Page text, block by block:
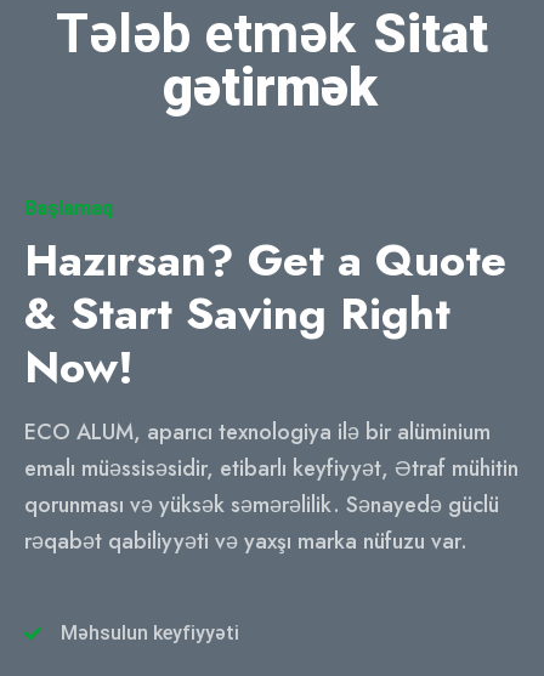
Tələb etmək Sitat
gətirmək
Başlamaq
Hazırsan? Get a Quote
& Start Saving Right
Now!
ECO ALUM, aparıcı texnologiya ilə bir alüminium
emalı müəssisəsidir, etibarlı keyfiyyət, Ətraf mühitin
qorunması və yüksək səmərəlilik. Sənayedə güclü
rəqabət qabiliyyəti və yaxşı marka nüfuzu var.
Məhsulun keyfiyyəti